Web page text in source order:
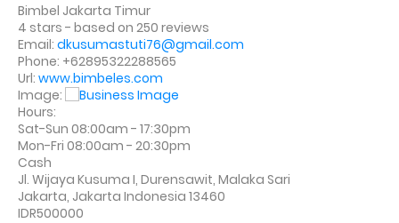
Bimbel Jakarta Timur
4 stars - based on 250 reviews
Email: dkusumastuti76@gmail.com
Phone: +62895322288565
Url: www.bimbeles.com
Image:
Hours:
Sat-Sun 08:00am - 17:30pm
Mon-Fri 08:00am - 20:30pm
Cash
Jl. Wijaya Kusuma I, Durensawit, Malaka Sari
Jakarta, Jakarta Indonesia 13460
IDR500000